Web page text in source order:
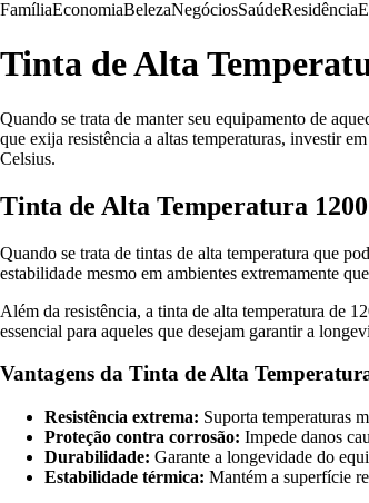
FamíliaEconomiaBelezaNegóciosSaúdeResidência
Tinta de Alta
Quando se trata de manter seu equipamento de
que exija resistência a altas temperaturas, investir
Celsius.
Tinta de Alta Temperatura
Quando se trata de tintas de alta temperatura que
estabilidade mesmo em ambientes extremamente
Além da resistência, a tinta de alta temperatura de
essencial para aqueles que desejam garantir a
Vantagens da Tinta de Alta
Resistência extrema: Suporta temperaturas
Proteção contra corrosão: Impede danos
Durabilidade: Garante a longevidade do
Estabilidade térmica: Mantém a superfície